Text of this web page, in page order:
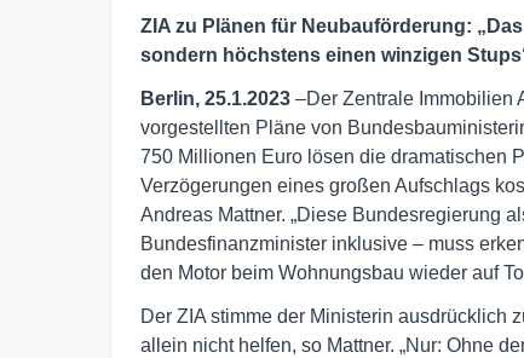
ZIA zu Plänen für Neubauförderung:
sondern höchstens einen winzigen
Berlin, 25.1.2023 –Der Zentrale Immobilien
vorgestellten Pläne von
750 Millionen Euro lösen die dramatischen
Verzögerungen eines großen Aufschlags
Andreas Mattner. „Diese Bundesregierung
Bundesfinanzminister inklusive – muss
den Motor beim Wohnungsbau wieder auf
Der ZIA stimme der Ministerin ausdrücklich
allein nicht helfen, so Mattner. „Nur: Ohne